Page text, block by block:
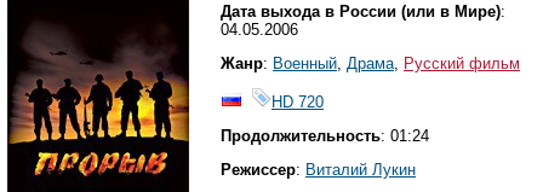
Дата выхода в России (или в Мире):
04.05.2006
Жанр: Военный Драма Русский фильм
HD 720
Продолжительность: 01:24
Режиссер: Виталий Лукин